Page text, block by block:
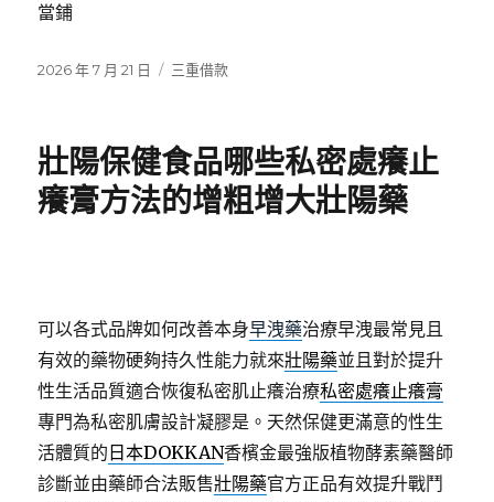
當鋪
發
2026 年 7 月 21 日
分
三重借款
壯陽保健食品哪些私密處癢止
癢膏方法的增粗增大壯陽藥
可以各式品牌如何改善本身早洩藥治療早洩最常見且
有效的藥物硬夠持久性能力就來壯陽藥並且對於提升
性生活品質適合恢復私密肌止癢治療私密處癢止癢膏
專門為私密肌膚設計凝膠是。天然保健更滿意的性生
活體質的 日本DOKKAN香檳金最強版植物酵素藥醫師
診斷並由藥師合法販售壯陽藥官方正品有效提升戰鬥